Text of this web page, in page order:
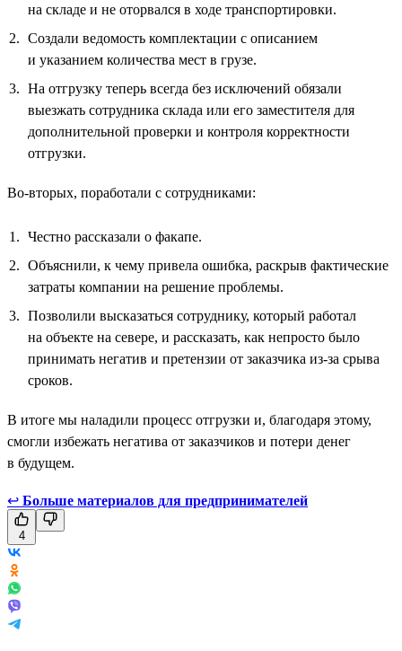
на складе и не оторвался в ходе транспортировки.
Создали ведомость комплектации с описанием
и указанием количества мест в грузе.
На отгрузку теперь всегда без исключений обязали
выезжать сотрудника склада или его заместителя для
дополнительной проверки и контроля корректности
отгрузки.
Во-вторых, поработали с сотрудниками:
Честно рассказали о факапе.
Объяснили, к чему привела ошибка, раскрыв фактические
затраты компании на решение проблемы.
Позволили высказаться сотруднику, который работал
на объекте на севере, и рассказать, как непросто было
принимать негатив и претензии от заказчика из-за срыва
сроков.
В итоге мы наладили процесс отгрузки и, благодаря этому,
смогли избежать негатива от заказчиков и потери денег
в будущем.
↩ Больше материалов для предпринимателей
4